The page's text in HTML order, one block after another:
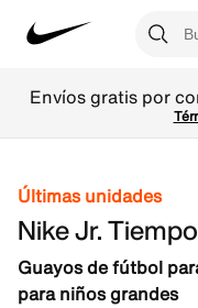
Envíos gratis por
Últimas unidades
Nike Jr.
Guayos de fútbol
para niños grandes